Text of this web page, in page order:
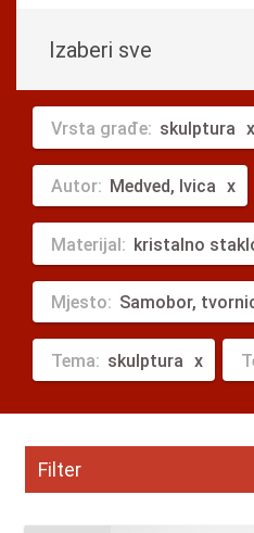
Izaberi sve
Vrsta građe: skulptura
Autor: Medved, Ivica
Materijal: kristalno
Mjesto: Samobor,
Tema: skulptura
Filter